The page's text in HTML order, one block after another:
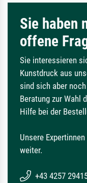
Sie haben
offene
Sie interessieren
Kunstdruck aus
sind sich aber
Beratung zur Wahl
Hilfe bei der
Unsere
weiter.
+43 4257